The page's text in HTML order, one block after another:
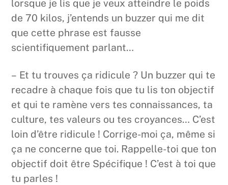
lorsque je lis que je veux atteindre le poids
de 70 kilos, j’entends un buzzer qui me dit
que cette phrase est fausse
scientifiquement parlant…
– Et tu trouves ça ridicule ? Un buzzer qui te
recadre à chaque fois que tu lis ton objectif
et qui te ramène vers tes connaissances, ta
culture, tes valeurs ou tes croyances… C’est
loin d’être ridicule ! Corrige-moi ça, même si
ça ne concerne que toi. Rappelle-toi que ton
objectif doit être Spécifique ! C’est à toi que
tu parles !